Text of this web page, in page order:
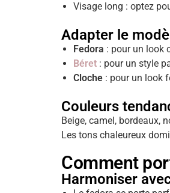
Visage long : optez
Adapter le
Fedora : pour un look
Béret : pour un style
Cloche : pour un look
Couleurs
Beige, camel, bordeaux,
Les tons chaleureux
Comment
Harmoniser